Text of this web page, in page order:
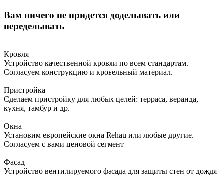
Вам ничего не придется доделывать или
переделывать
+
Кровля
Устройство качественной кровли по всем стандартам.
Согласуем конструкцию и кровельный материал.
+
Пристройка
Сделаем пристройку для любых целей: терраса, веранда,
кухня, тамбур и др.
+
Окна
Установим европейские окна Rehau или любые другие.
Согласуем с вами ценовой сегмент
+
Фасад
Устройство вентилируемого фасада для защиты стен от дождя